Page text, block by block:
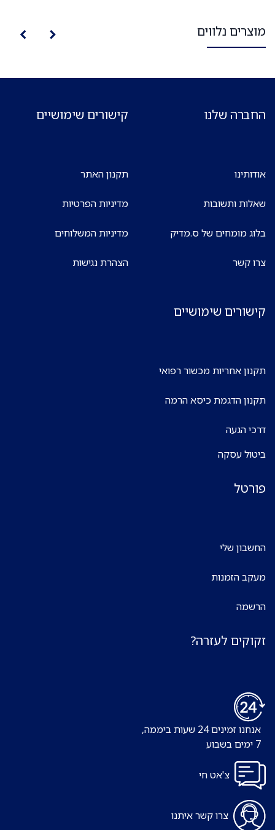
מוצרים נלווים
החברה שלנו
אודותינו
שאלות ותשובות
בלוג מומחים של ס.מדיק
צרו קשר
קישורים שימושיים
תקנון האתר
מדיניות הפרטיות
מדיניות המשלוחים
הצהרת נגישות
קישורים שימושיים
תקנון אחריות מכשור רפואי
תקנון הדגמת כיסא הרמה
דרכי הגעה
ביטול עסקה
פורטל
החשבון שלי
מעקב הזמנות
הרשמה
זקוקים לעזרה?
אנחנו זמינים 24 שעות ביממה,
צ'אט חי
צרו קשר איתנו